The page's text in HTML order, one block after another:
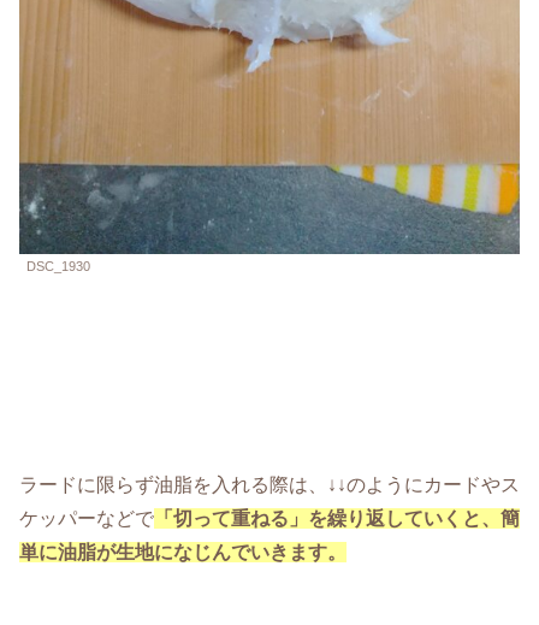
DSC_1930
ラードに限らず油脂を入れる際は、↓↓のようにカードやス
ケッパーなどで 「切って重ねる」を繰り返していくと、簡
単に油脂が生地になじんでいきます。